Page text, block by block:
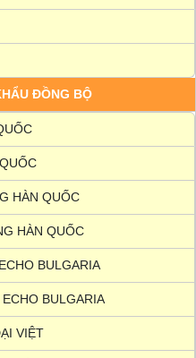
ĐỒNG BỘ
HÀN QUỐC
HÀN QUỐC
BULGARIA
BULGARIA
VIỆT